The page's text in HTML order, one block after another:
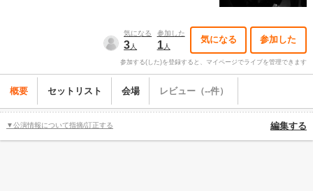
気になる
3人
参加した
1人
気になる 参加した
参加する(した)を登録すると、マイページでライブを管理できます
概要 セットリスト 会場 レビュー（--件）
▼公演情報について指摘/訂正する 編集する